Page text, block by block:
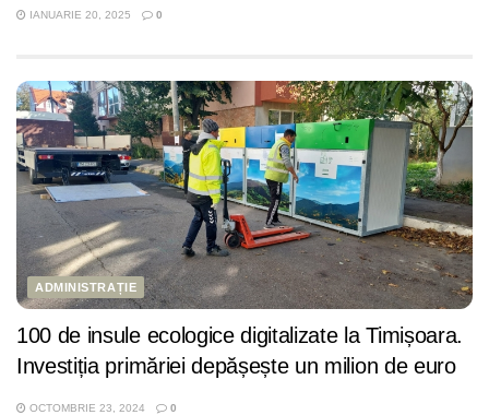
IANUARIE 20, 2025 0
ADMINISTRAȚIE
100 de insule ecologice digitalizate la Timișoara.
Investiția primăriei depășește un milion de euro
OCTOMBRIE 23, 2024 0